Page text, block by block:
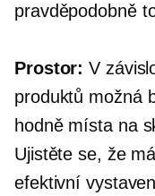
pravděpodobně
Prostor: V
produktů možná
hodně místa na
Ujistěte se, že
efektivní